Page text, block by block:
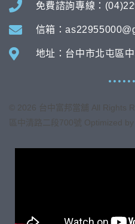
免費諮詢專線：
信箱：
地址：台中市北屯區
2026 台中富邦當舖 All Rights
區中清路二段700號 Optimized